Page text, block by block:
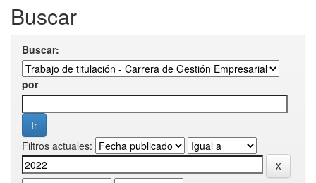
Buscar
Buscar:
por
Filtros actuales: